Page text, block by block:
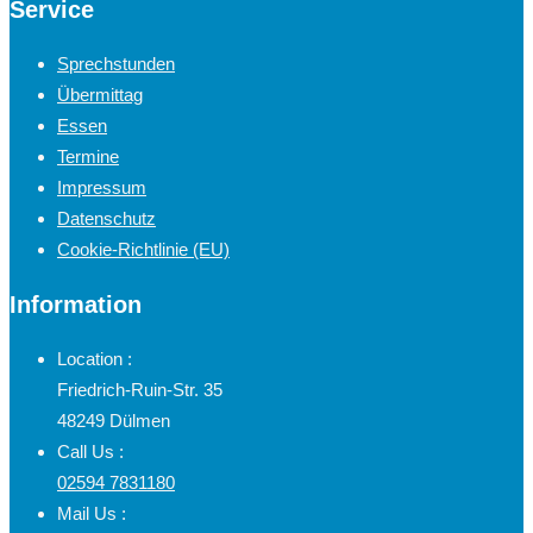
Service
Sprechstunden
Übermittag
Essen
Termine
Impressum
Datenschutz
Cookie-Richtlinie (EU)
Information
Location :
Friedrich-Ruin-Str. 35
48249 Dülmen
Call Us :
02594 7831180
Mail Us :